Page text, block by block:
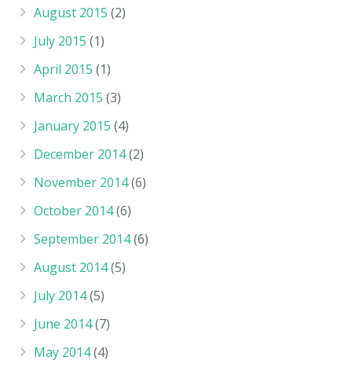
August 2015 (2)
July 2015 (1)
April 2015 (1)
March 2015 (3)
January 2015 (4)
December 2014(2)
November 2014(6)
October 2014(6)
September 2014(6)
August 2014(5)
July 2014(5)
June 2014(7)
May 2014(4)